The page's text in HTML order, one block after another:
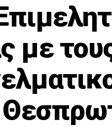
με